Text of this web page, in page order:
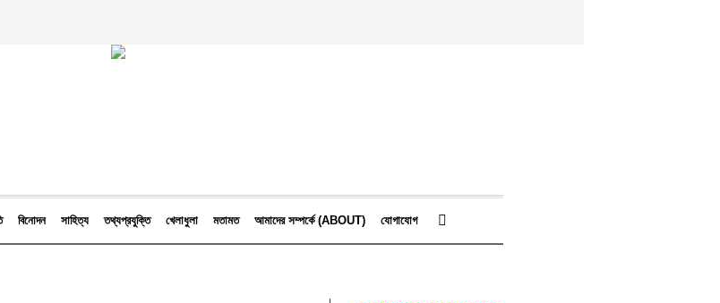
বিনোদন সাহিত্য তথ্যপ্রযুক্তি খেলাধুলা মতামত আমাদের সম্পর্কে (ABOUT) যোগাযোগ